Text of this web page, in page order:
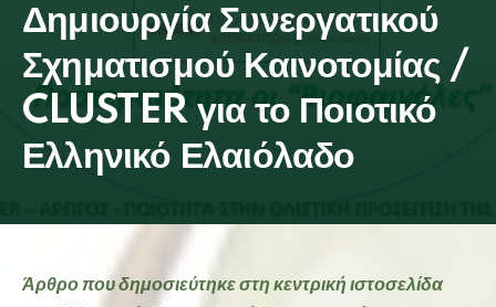
Δημιουργία Συνεργατικού
Σχηματισμού Καινοτομίας /
CLUSTER για το Ποιοτικό
Ελληνικό Ελαιόλαδο
Άρθρο που δημοσιεύτηκε στη κεντρική ιστοσελίδα